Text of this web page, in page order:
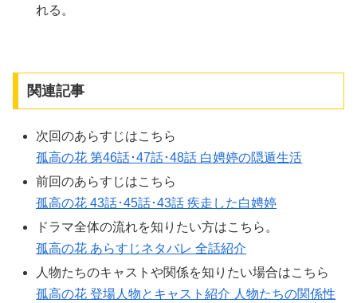
れる。
関連記事
次回のあらすじはこちら
孤高の花 第46話･47話･48話 白娉婷の隠遁生活
前回のあらすじはこちら
孤高の花 43話･45話･43話 疾走した白娉婷
ドラマ全体の流れを知りたい方はこちら。
孤高の花 あらすじネタバレ 全話紹介
人物たちのキャストや関係を知りたい場合はこちら
孤高の花 登場人物とキャスト紹介 人物たちの関係性